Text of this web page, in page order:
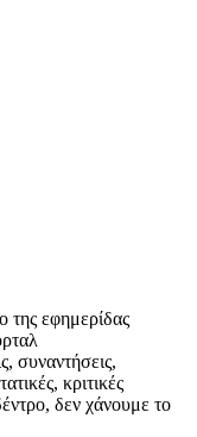
της εφημερίδας
συναντήσεις,
κριτικές
δεν χάνουμε το